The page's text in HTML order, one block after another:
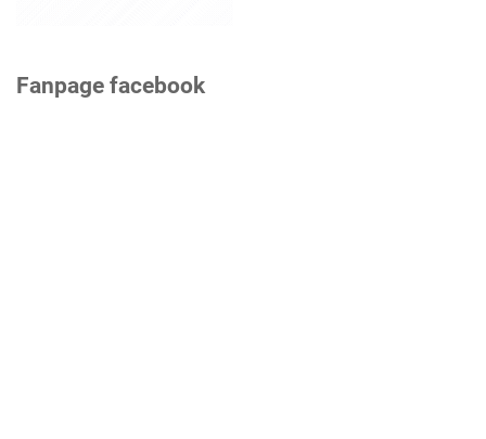
Fanpage facebook